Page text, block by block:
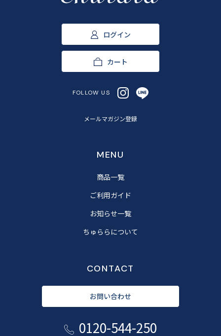
ログイン
カート
FOLLOW US
メールマガジン登録
MENU
商品一覧
ご利用ガイド
お知らせ一覧
ちゅららについて
CONTACT
お問い合わせ
0120-544-250